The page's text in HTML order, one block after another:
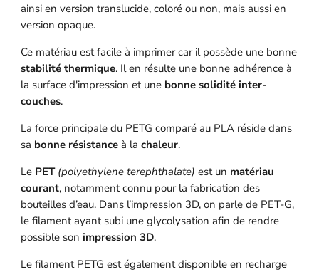
ainsi en version translucide, coloré ou non, mais aussi en
version opaque.
Ce matériau est facile à imprimer car il possède une bonne
stabilité thermique. Il en résulte une bonne adhérence à
la surface d'impression et une bonne solidité inter-
couches.
La force principale du PETG comparé au PLA réside dans
sa bonne résistance à la chaleur.
Le PET (polyethylene terephthalate) est un matériau
courant, notamment connu pour la fabrication des
bouteilles d’eau. Dans l’impression 3D, on parle de PET-G,
le filament ayant subi une glycolysation afin de rendre
possible son impression 3D.
Le filament PETG est également disponible en recharge